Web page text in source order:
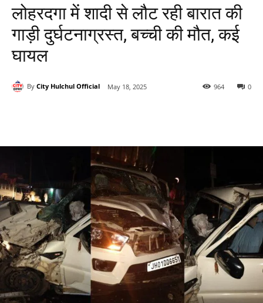
लोहरदगा में शादी से लौट रही बारात की
गाड़ी दुर्घटनाग्रस्त, बच्ची की मौत, कई
घायल
By City Hulchul Official May 18, 2025 0
964